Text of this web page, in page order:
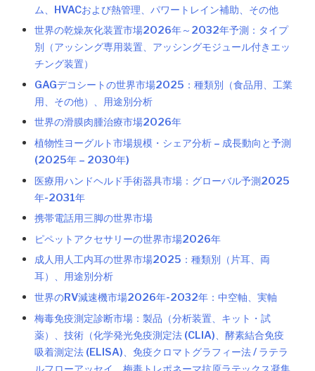
ム、HVACおよび熱管理、パワートレイン補助、その他
世界の乾燥灰化装置市場2026年～2032年予測：タイプ
別（アッシング専用装置、アッシングモジュール付きエッ
チング装置）
GAGデコシートの世界市場2025：種類別（食品用、工業
用、その他）、用途別分析
世界の滑膜肉腫治療市場2026年
植物性ヨーグルト市場規模・シェア分析 – 成長動向と予測
(2025年 – 2030年)
医療用ハンドヘルド手術器具市場：グローバル予測2025
年-2031年
携帯電話用三脚の世界市場
ピペットアクセサリーの世界市場2026年
成人用人工内耳の世界市場2025：種類別（片耳、両
耳）、用途別分析
世界のRV減速機市場2026年-2032年：中空軸、実軸
梅毒免疫測定診断市場：製品（分析装置、キット・試
薬）、技術（化学発光免疫測定法 (CLIA)、酵素結合免疫
吸着測定法 (ELISA)、免疫クロマトグラフィー法 / ラテラ